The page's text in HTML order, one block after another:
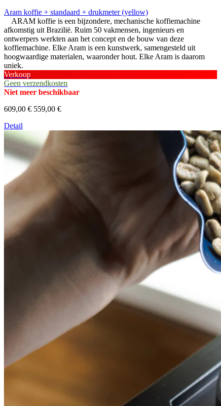
Aram koffie + standaard + drukmeter (yellow)
ARAM koffie is een bijzondere, mechanische koffiemachine
afkomstig uit Brazilië. Ruim 50 vakmensen, ingenieurs en
ontwerpers werkten aan het concept en de bouw van deze
koffiemachine. Elke Aram is een kunstwerk, samengesteld uit
hoogwaardige materialen, waaronder hout. Elke Aram is daarom
uniek.
Verkoop
Geen verzendkosten
Niet meer beschikbaar
609,00 € 559,00 €
Detail